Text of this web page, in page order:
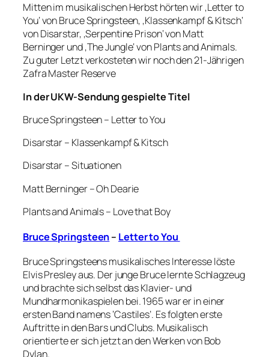
Mitten im musikalischen Herbst hörten wir ‚Letter to
You‘ von Bruce Springsteen, ‚Klassenkampf & Kitsch‘
von Disarstar, ‚Serpentine Prison‘ von Matt
Berninger und ‚The Jungle‘ von Plants and Animals.
Zu guter Letzt verkosteten wir noch den 21-Jährigen
Zafra Master Reserve
In der UKW-Sendung gespielte Titel
Bruce Springsteen – Letter to You
Disarstar – Klassenkampf & Kitsch
Disarstar – Situationen
Matt Berninger – Oh Dearie
Plants and Animals – Love that Boy
Bruce Springsteen– Letter to You
Bruce Springsteens musikalisches Interesse löste
Elvis Presley aus. Der junge Bruce lernte Schlagzeug
und brachte sich selbst das Klavier- und
Mundharmonikaspielen bei. 1965 war er in einer
ersten Band namens ‘Castiles’. Es folgten erste
Auftritte in den Bars und Clubs. Musikalisch
orientierte er sich jetzt an den Werken von Bob
Dylan.